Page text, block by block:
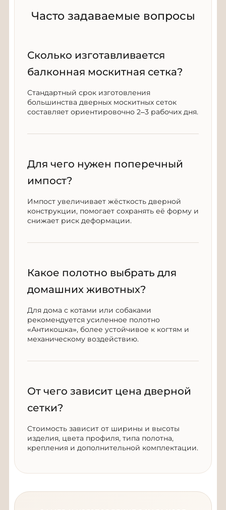
Часто задаваемые вопросы
Сколько изготавливается
балконная москитная сетка?
Стандартный срок изготовления
большинства дверных москитных сеток
составляет ориентировочно 2–3 рабочих дня.
Для чего нужен поперечный
импост?
Импост увеличивает жёсткость дверной
конструкции, помогает сохранять её форму и
снижает риск деформации.
Какое полотно выбрать для
домашних животных?
Для дома с котами или собаками
рекомендуется усиленное полотно
«Антикошка», более устойчивое к когтям и
механическому воздействию.
От чего зависит цена дверной
сетки?
Стоимость зависит от ширины и высоты
изделия, цвета профиля, типа полотна,
крепления и дополнительной комплектации.